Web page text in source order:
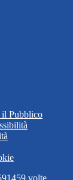
Pubblico
volte